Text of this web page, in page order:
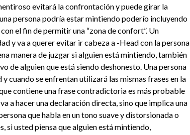
evitará la confrontación y puede girar la
persona podría estar mintiendo poderío incluyendo
el fin de permitir una “zona de confort”. Un
y va a querer evitar ir cabeza a -Head con la persona
manera de juzgar si alguien está mintiendo, también
de alguien que está siendo deshonesto. Una persona
cuando se enfrentan utilizará las mismas frases en la
contiene una frase contradictoria es más probable
a hacer una declaración directa, sino que implica una
que habla en un tono suave y distorsionada o
si usted piensa que alguien está mintiendo,